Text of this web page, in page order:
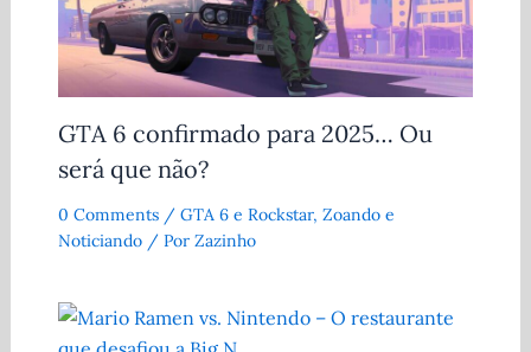
GTA 6 confirmado para 2025… Ou
será que não?
0 Comments / GTA 6 e Rockstar, Zoando e
Noticiando/ Por Zazinho